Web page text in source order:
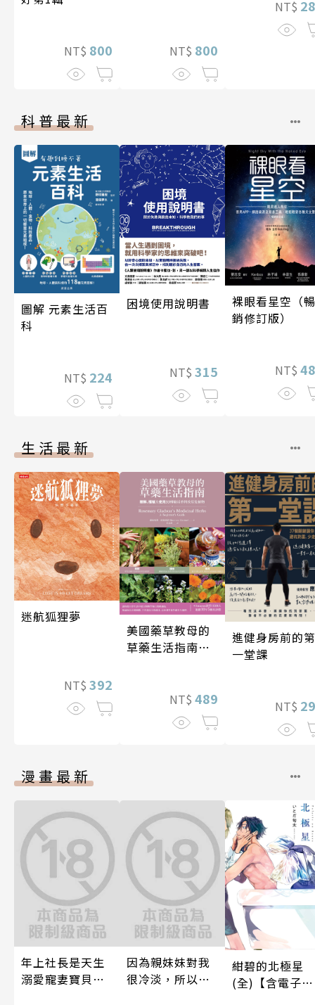
NT$ 800 NT$ 800
NT$
科普最新
圖解 元素生活百
科
NT$ 224
困境使用說明書
NT$ 315
裸眼看星空（暢
銷修訂版）
NT$
生活最新
迷航狐狸夢
NT$ 392
美國藥草教母的
草藥生活指南
NT$ 489
進健身房前的第
一堂課
NT$
漫畫最新
年上社長是天生
溺愛寵妻寶貝獸
因為親妹妹對我
很冷淡，所以只
紺碧的北極星
(全)【含電子限